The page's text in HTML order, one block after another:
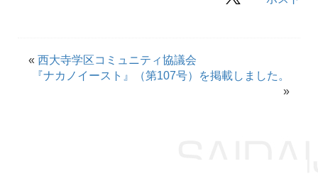
« 西大寺学区コミュニティ協議会
『ナカノイースト』（第107号）を掲載しました。
»